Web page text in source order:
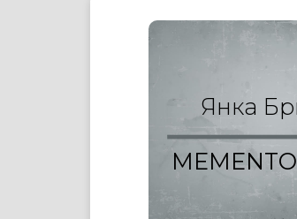
Янка